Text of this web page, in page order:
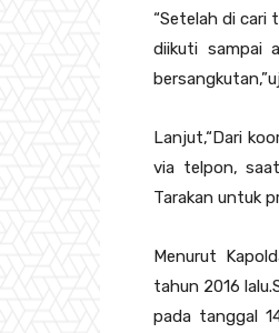
“Setelah di cari
diikuti sampai
Lanjut,“Dari
via telpon,
Tarakan untuk
Menurut
tahun 2016
pada tanggal